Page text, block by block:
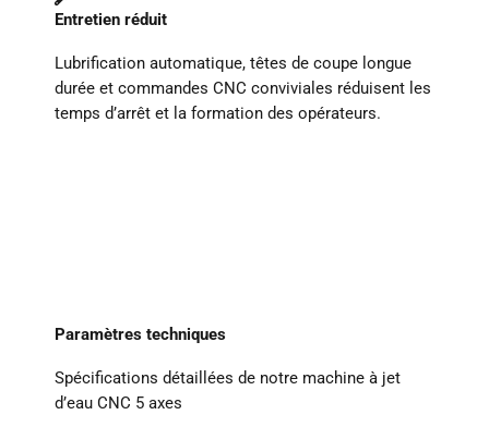
Entretien réduit
Lubrification automatique, têtes de coupe longue
durée et commandes CNC conviviales réduisent les
temps d’arrêt et la formation des opérateurs.
Paramètres techniques
Spécifications détaillées de notre machine à jet
d’eau CNC 5 axes